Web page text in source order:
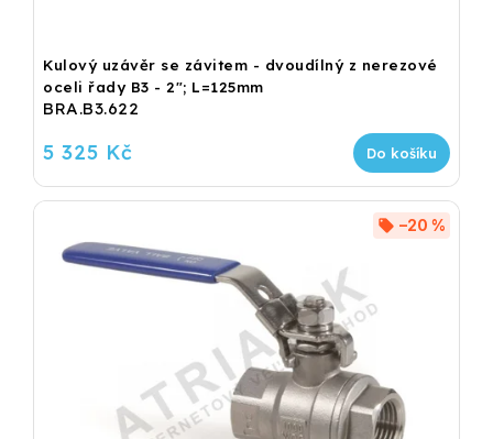
Kulový uzávěr se závitem - dvoudílný z nerezové
oceli řady B3 - 2"; L=125mm
BRA.B3.622
5 325 Kč Do košíku
–20 %